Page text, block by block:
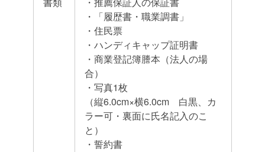
・「履歴書・職業調書」
・住民票
・ハンディキャップ証明書
・商業登記簿謄本（法人の場
合）
・写真1枚
（縦6.0cm×横6.0cm 白黒、カ
ラー可・裏面に氏名記入のこ
と）
・誓約書